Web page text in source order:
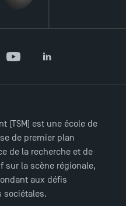
YouTubeLinkedIn
(TSM) est une école de
de premier plan
de la recherche et de
sur la scène régionale,
aux défis
sociétales.